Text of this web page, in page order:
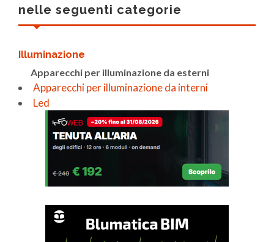
nelle seguenti categorie
Illuminazione
Apparecchi per illuminazione da esterni
Apparecchi per illuminazione da interni
Led